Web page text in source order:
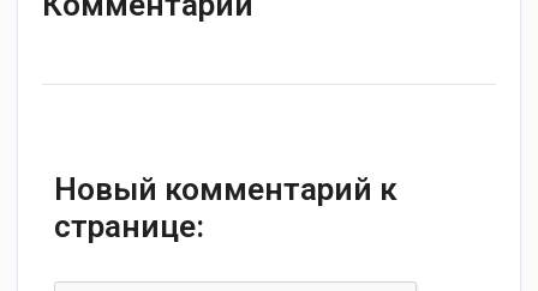
Новый комментарий к
странице: